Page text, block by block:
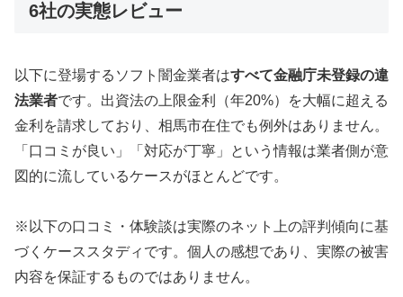
6社の実態レビュー
以下に登場するソフト闇金業者はすべて金融庁未登録の違
法業者です。出資法の上限金利（年20%）を大幅に超える
金利を請求しており、相馬市在住でも例外はありません。
「口コミが良い」「対応が丁寧」という情報は業者側が意
図的に流しているケースがほとんどです。
※以下の口コミ・体験談は実際のネット上の評判傾向に基
づくケーススタディです。個人の感想であり、実際の被害
内容を保証するものではありません。